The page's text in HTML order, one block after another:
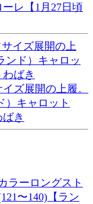
レ【1月27日頃
ズ展開の上履。
）キャロット
き
ラーロングスト
〜140)【ラン